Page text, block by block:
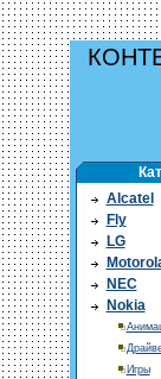
Alcatel
Fly
LG
NEC
Nokia
Игры